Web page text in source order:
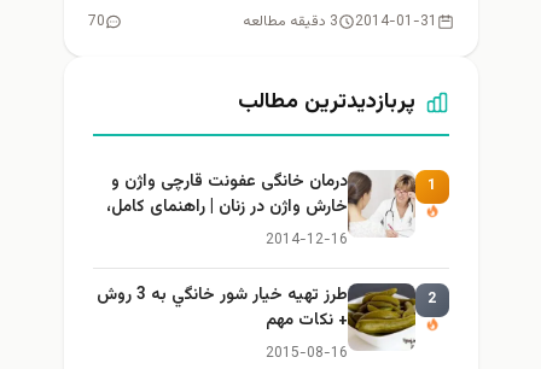
2014-01-31 3 دقیقه مطالعه 70
پربازدیدترین مطالب
1
درمان خانگی عفونت قارچی واژن و
خارش واژن در زنان | راهنمای کامل،
ایمن و کاربردی
2014-12-16
2
طرز تهيه خیار شور خانگي به 3 روش
+ نكات مهم
2015-08-16